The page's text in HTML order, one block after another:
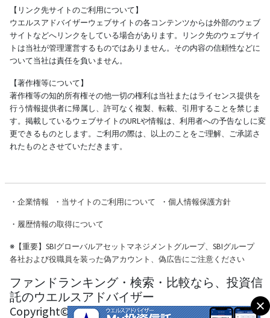
【リンク先サイトのご利用について】
ウエルスアドバイザーウェブサイトの各コンテンツからは外部のウェブ
サイトなどへリンクをしている場合があります。リンク先のウェブサイ
トは当社が管理運営するものではありません。その内容の信頼性などに
ついて当社は責任を負いません。
【著作権等について】
著作権等の知的所有権その他一切の権利は当社またはライセンス提供を
行う情報提供者に帰属し、許可なく複製、転載、引用することを禁じま
す。掲載しているウェブサイトのURLや情報は、利用者への予告なしに変
更できるものとします。ご利用の際は、以上のことをご理解、ご承諾さ
れたものとさせていただきます。
・ 企業情報 ・ 当サイトのご利用について ・ 個人情報保護方針
・ 履歴情報の取得について
※【重要】SBIグローバルアセットマネジメントグループ、SBIグループ
各社および役職員を装った偽アカウント、偽広告にご注意ください
ファンドランキング・検索・比較なら、投資信
託のウエルスアドバイザー
Copyright© Wealth Advisor Co., Ltd. All Rights